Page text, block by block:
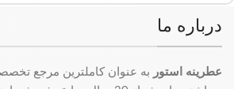
درباره ما
عطرینه استور به عنوان کاملترین مرجع